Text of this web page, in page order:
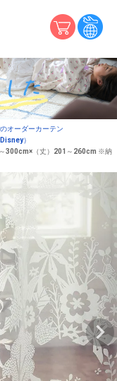
オーダーカーテン
）
300cm×（丈）201～260cm ※納